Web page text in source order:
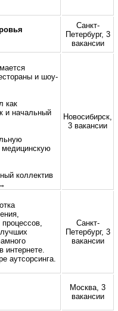
Санкт-
Петербург, 3
вакансии
и шоу-
как
и начальный
коллектив
Новосибирск,
3 вакансии
интернете.
аутсорсинга.
Санкт-
Петербург, 3
вакансии
Москва, 3
вакансии